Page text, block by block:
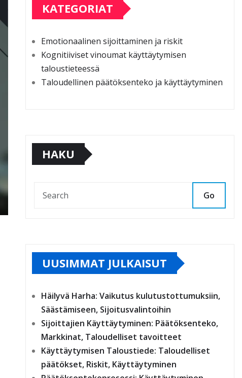
KATEGORIAT
Emotionaalinen sijoittaminen ja riskit
Kognitiiviset vinoumat käyttäytymisen
taloustieteessä
Taloudellinen päätöksenteko ja käyttäytyminen
HAKU
Go
UUSIMMAT JULKAISUT
Häilyvä Harha: Vaikutus kulutustottumuksiin,
Säästämiseen, Sijoitusvalintoihin
Sijoittajien Käyttäytyminen: Päätöksenteko,
Markkinat, Taloudelliset tavoitteet
Käyttäytymisen Taloustiede: Taloudelliset
päätökset, Riskit, Käyttäytyminen